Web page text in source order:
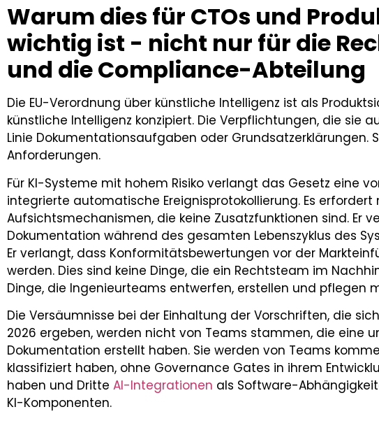
Warum dies für CTOs und
wichtig ist - nicht nur für die
und die Compliance-Abteilung
Die EU-Verordnung über künstliche Intelligenz ist als
künstliche Intelligenz konzipiert. Die Verpflichtungen, die sie
Linie Dokumentationsaufgaben oder Grundsatzerklärungen.
Anforderungen.
Für KI-Systeme mit hohem Risiko verlangt das Gesetz eine
integrierte automatische Ereignisprotokollierung. Es erfordert
Aufsichtsmechanismen, die keine Zusatzfunktionen sind. Er
Dokumentation während des gesamten Lebenszyklus des
Er verlangt, dass Konformitätsbewertungen vor der
werden. Dies sind keine Dinge, die ein Rechtsteam im
Dinge, die Ingenieurteams entwerfen, erstellen und pflegen
Die Versäumnisse bei der Einhaltung der Vorschriften, die
2026 ergeben, werden nicht von Teams stammen, die eine
Dokumentation erstellt haben. Sie werden von Teams
klassifiziert haben, ohne Governance Gates in ihrem
haben und Dritte AI-Integrationen als Software-
KI-Komponenten.